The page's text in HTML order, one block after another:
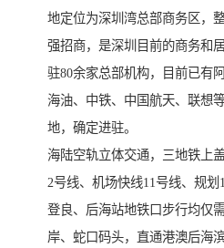
地定位为深圳湾总部商务区，
强招商，是深圳目前的商务和
驻80余家总部机构，目前已有
海油、中铁、中国航天、联想
地，确定进驻。
海陆空轨立体交通，三地铁上
2号线、机场快线11号线、规
登良、后海站地铁口步行均仅
岸、蛇口码头，直通港澳后海